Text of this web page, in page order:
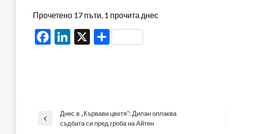
Прочетено 17 пъти, 1 прочита днес
Facebook
LinkedIn
X Share
Навигация
Previous
Днес в „Кървави цветя“: Дилан оплаква
съдбата си пред гроба на Айтен